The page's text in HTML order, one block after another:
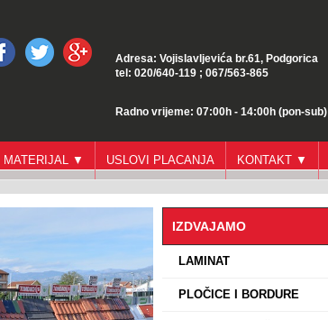
Adresa: Vojislavljevića br.61, Podgorica
tel: 020/640-119 ; 067/563-865
Radno vrijeme: 07:00h - 14:00h (pon-sub)
MATERIJAL ▼ USLOVI PLACANJA KONTAKT ▼
IZDVAJAMO
LAMINAT
PLOČICE I BORDURE